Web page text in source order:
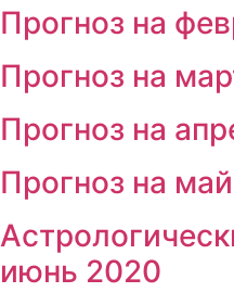
Прогноз на
Прогноз на
Прогноз на
Прогноз на
июнь 2020